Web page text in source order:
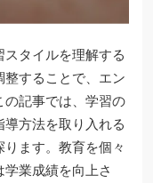
タイルを理解する
することで、エン
記事では、学習の
方法を取り入れる
ます。教育を個々
業成績を向上さ